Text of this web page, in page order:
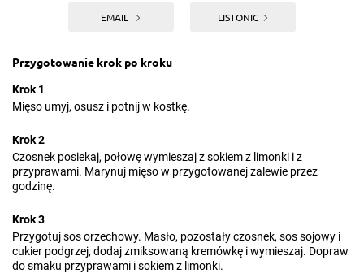
EMAIL LISTONIC
Przygotowanie krok po kroku
Krok 1
Mięso umyj, osusz i potnij w kostkę.
Krok 2
Czosnek posiekaj, połowę wymieszaj z sokiem z limonki i z
przyprawami. Marynuj mięso w przygotowanej zalewie przez
godzinę.
Krok 3
Przygotuj sos orzechowy. Masło, pozostały czosnek, sos sojowy i
cukier podgrzej, dodaj zmiksowaną kremówkę i wymieszaj. Dopraw
do smaku przyprawami i sokiem z limonki.